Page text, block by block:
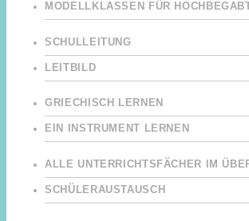
MODELLKLASSEN FÜR
SCHULLEITUNG
LEITBILD
GRIECHISCH LERNEN
EIN INSTRUMENT LERNEN
ALLE UNTERRICHTSFÄCHER IM
SCHÜLERAUSTAUSCH